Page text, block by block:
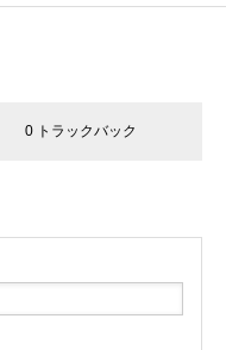
0 トラックバック